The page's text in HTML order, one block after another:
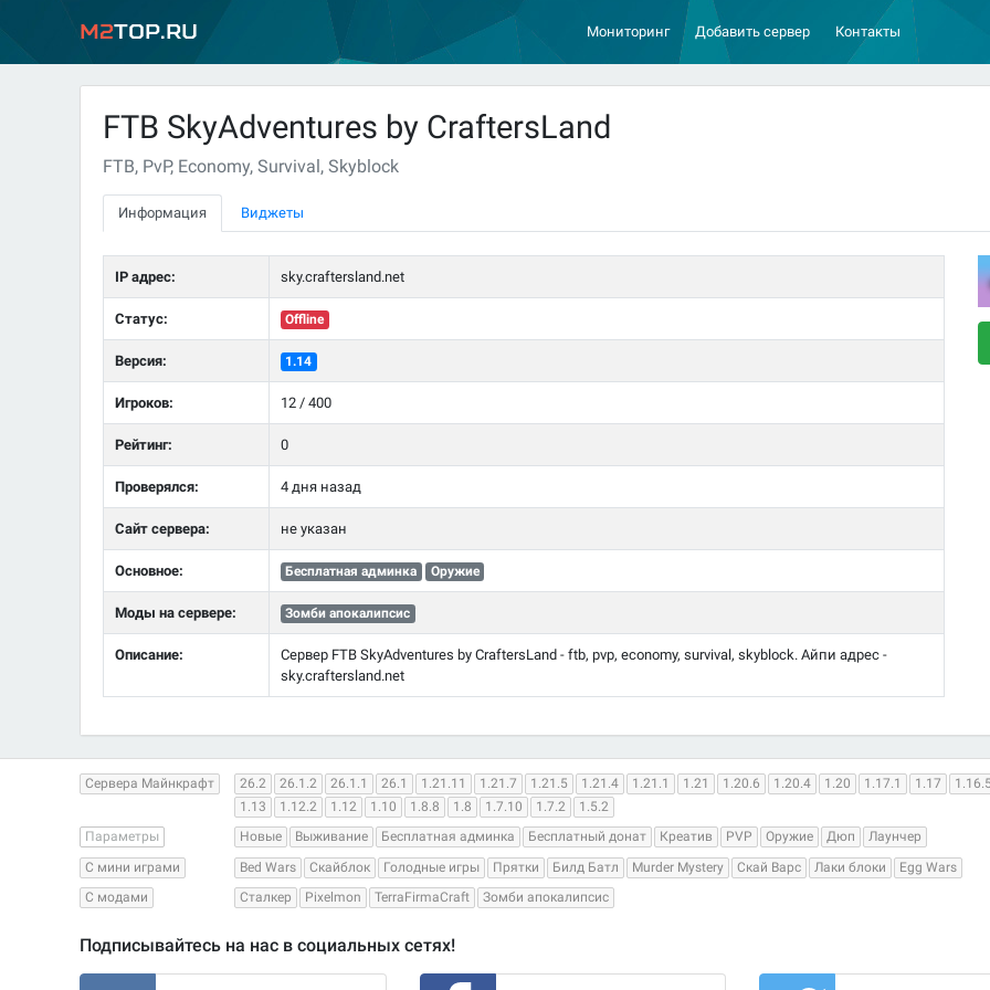
M2Top.ru Мониторинг Добавить сервер Контакты
FTB SkyAdventures by CraftersLand
FTB, PvP, Economy, Survival, Skyblock
Информация Виджеты
IP адрес: sky.craftersland.net
Статус: Offline
Версия: 1.14
Игроков: 12 / 400
Рейтинг: 0
Проверялся: 4 дня назад
Сайт сервера: не указан
Основное: Бесплатная админка Оружие
Моды на сервере: Зомби апокалипсис
Описание:
Сервер FTB SkyAdventures by CraftersLand - ftb, pvp, economy, survival, skyblock. Айпи адрес -
sky.craftersland.net
Сервера Майнкрафт 26.2 26.1.2 26.1.1 26.1 1.21.11 1.21.7 1.21.5 1.21.4 1.21.1 1.21 1.20.6 1.20.4 1.20 1.17.1 1.17
1.13
1.12.2 1.12 1.10 1.8.8 1.8 1.7.10 1.7.2
1.5.2
Параметры
Новые Выживание Бесплатная админка Бесплатный донат Креатив PVP Оружие Дюп
Лаунчер
С мини играми
Bed Wars Скайблок Голодные игры Прятки Билд Батл Murder Mystery Скай Варс Лаки блоки
Egg Wars
С модами
Сталкер Pixelmon TerraFirmaCraft Зомби апокалипсис
Подписывайтесь на нас в социальных сетях!